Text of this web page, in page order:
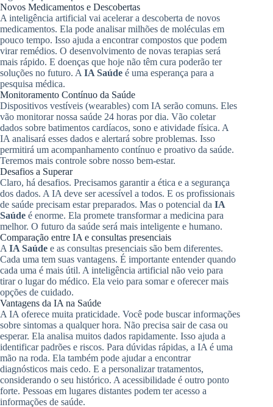
Novos Medicamentos e Descobertas
A inteligência artificial vai acelerar a descoberta de novos
medicamentos. Ela pode analisar milhões de moléculas em
pouco tempo. Isso ajuda a encontrar compostos que podem
virar remédios. O desenvolvimento de novas terapias será
mais rápido. E doenças que hoje não têm cura poderão ter
soluções no futuro. A IA Saúde é uma esperança para a
pesquisa médica.
Monitoramento Contínuo da Saúde
Dispositivos vestíveis (wearables) com IA serão comuns. Eles
vão monitorar nossa saúde 24 horas por dia. Vão coletar
dados sobre batimentos cardíacos, sono e atividade física. A
IA analisará esses dados e alertará sobre problemas. Isso
permitirá um acompanhamento contínuo e proativo da saúde.
Teremos mais controle sobre nosso bem-estar.
Desafios a Superar
Claro, há desafios. Precisamos garantir a ética e a segurança
dos dados. A IA deve ser acessível a todos. E os profissionais
de saúde precisam estar preparados. Mas o potencial da IA
Saúde é enorme. Ela promete transformar a medicina para
melhor. O futuro da saúde será mais inteligente e humano.
Comparação entre IA e consultas presenciais
A IA Saúde e as consultas presenciais são bem diferentes.
Cada uma tem suas vantagens. É importante entender quando
cada uma é mais útil. A inteligência artificial não veio para
tirar o lugar do médico. Ela veio para somar e oferecer mais
opções de cuidado.
Vantagens da IA na Saúde
A IA oferece muita praticidade. Você pode buscar informações
sobre sintomas a qualquer hora. Não precisa sair de casa ou
esperar. Ela analisa muitos dados rapidamente. Isso ajuda a
identificar padrões e riscos. Para dúvidas rápidas, a IA é uma
mão na roda. Ela também pode ajudar a encontrar
diagnósticos mais cedo. E a personalizar tratamentos,
considerando o seu histórico. A acessibilidade é outro ponto
forte. Pessoas em lugares distantes podem ter acesso a
informações de saúde.